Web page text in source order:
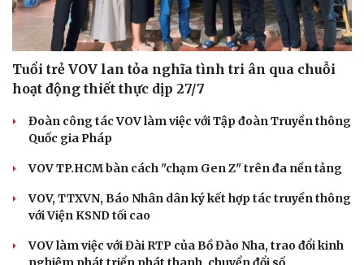
Tuổi trẻ VOV lan tỏa nghĩa tình tri ân qua chuỗi
hoạt động thiết thực dịp 27/7
Đoàn công tác VOV làm việc với Tập đoàn Truyền thông
Quốc gia Pháp
VOV TP.HCM bàn cách "chạm Gen Z" trên đa nền tảng
VOV, TTXVN, Báo Nhân dân ký kết hợp tác truyền thông
với Viện KSND tối cao
VOV làm việc với Đài RTP của Bồ Đào Nha, trao đổi kinh